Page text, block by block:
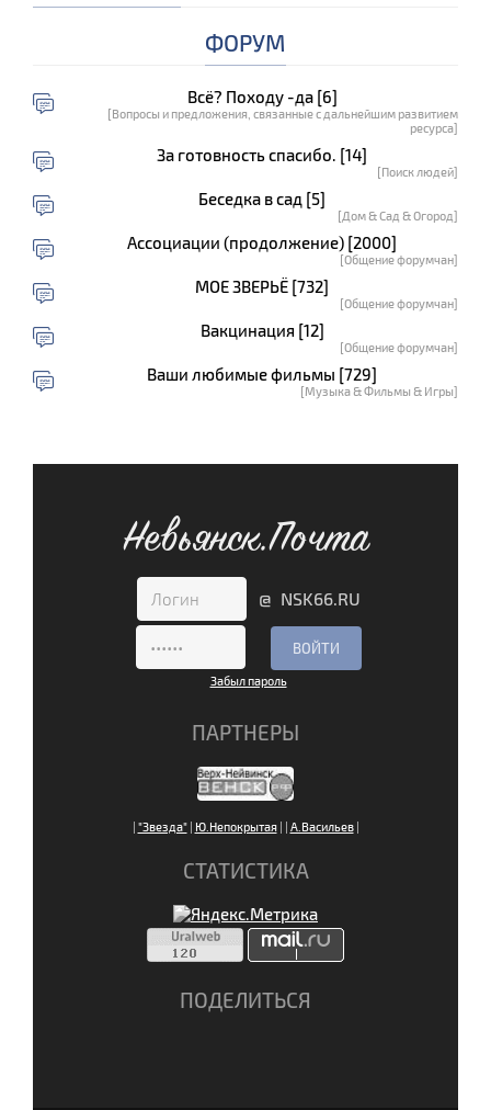
ФОРУМ
Всё? Походу -да [6]
[Вопросы и предложения, связанные с дальнейшим развитием
ресурса]
За готовность спасибо. [14]
[Поиск людей]
Беседка в сад [5]
[Дом & Сад & Огород]
Ассоциации (продолжение) [2000]
[Общение форумчан]
МОЕ ЗВЕРЬЁ [732]
[Общение форумчан]
Вакцинация [12]
[Общение форумчан]
Ваши любимые фильмы [729]
[Музыка & Фильмы & Игры]
Невьянск.Почта
@ NSK66.RU
Забыл пароль
ПАРТНЕРЫ
"Звезда"| Ю.Непокрытая| А.Васильев|
СТАТИСТИКА
ПОДЕЛИТЬСЯ